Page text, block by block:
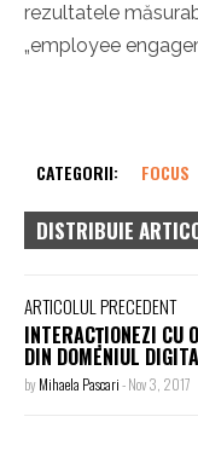
rezultatele
„employee
CATEGORII: FOCUS
DISTRIBUIE
ARTICOLUL PRECEDENT
INTERACȚIONEZI CU
DIN DOMENIUL
byMihaela Pascari-Nov 3, 2017